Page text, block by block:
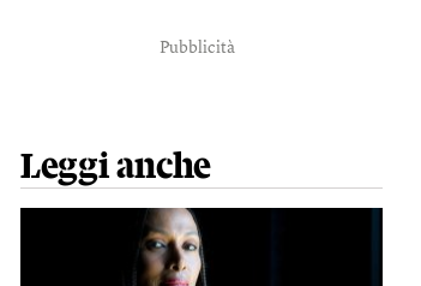
Pubblicità
Leggi anche